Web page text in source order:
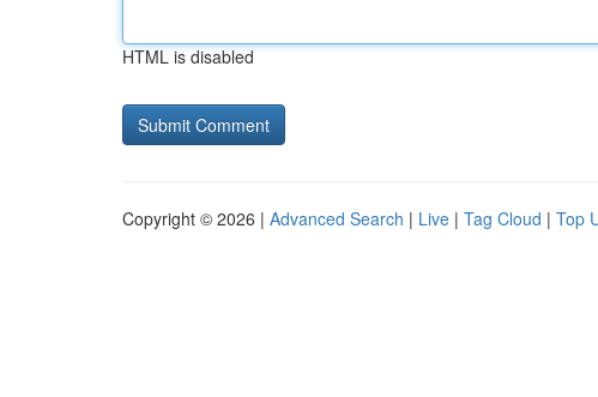
HTML is disabled
Copyright © 2026 | Advanced Search | Live | Tag Cloud | Top